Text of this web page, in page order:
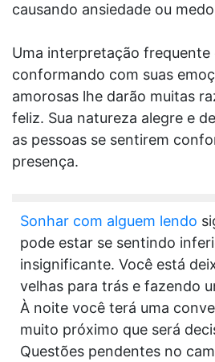
causando ansiedade ou
Uma interpretação frequente
conformando com suas
amorosas lhe darão muitas
feliz. Sua natureza alegre e
as pessoas se sentirem
presença.
Sonhar com alguem lendo
pode estar se sentindo
insignificante. Você está
velhas para trás e fazendo
À noite você terá uma
muito próximo que será
Questões pendentes no